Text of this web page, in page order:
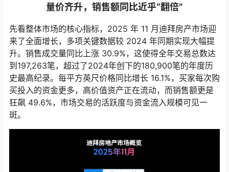
量价齐升，销售额同比近乎“翻倍”
先看整体市场的核心指标，2025 年 11 月迪拜房产市场迎
来了全面增长，多项关键数据较 2024 年同期实现大幅提
升。销售成交量同比上涨 30.9%，这使得全年交易总数达
到197,263笔，超过了2024年创下的180,900笔的年度历
史最高纪录。每平方英尺价格同比增长 16.1%，买家每次购
买投入的资金更多，高价值资产正在流动，而销售额更是
狂飙 49.6%，市场交易的活跃度与资金流入规模可见一
斑。